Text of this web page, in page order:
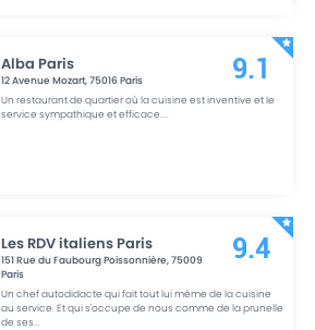
Alba Paris
12 Avenue Mozart,75016Paris
Un restaurant de quartier où la cuisine est inventive et le
service sympathique et efficace....
9.1
Les RDV italiens Paris
151 Rue du Faubourg Poissonnière,75009
Paris
Un chef autodidacte qui fait tout lui même de la cuisine
au service. Et qui s'occupe de nous comme de la prunelle
de ses...
9.4